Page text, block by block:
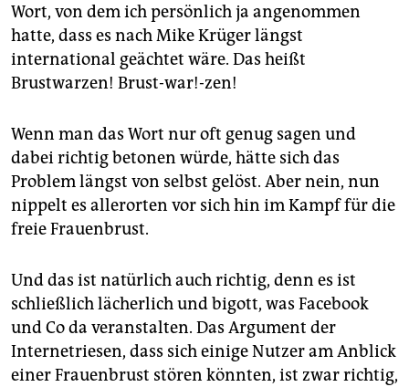
Wort, von dem ich persönlich ja angenommen
hatte, dass es nach Mike Krüger längst
international geächtet wäre. Das heißt
Brustwarzen! Brust-war!-zen!
Wenn man das Wort nur oft genug sagen und
dabei richtig betonen würde, hätte sich das
Problem längst von selbst gelöst. Aber nein, nun
nippelt es allerorten vor sich hin im Kampf für die
freie Frauenbrust.
Und das ist natürlich auch richtig, denn es ist
schließlich lächerlich und bigott, was Facebook
und Co da veranstalten. Das Argument der
Internetriesen, dass sich einige Nutzer am Anblick
einer Frauenbrust stören könnten, ist zwar richtig,